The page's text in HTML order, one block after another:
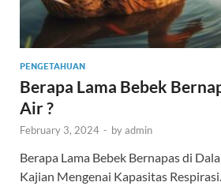
PENGETAHUAN
Berapa Lama Bebek
Air ?
February 3, 2024 - byadmin
Berapa Lama Bebek Bernapas di
Kajian Mengenai Kapasitas